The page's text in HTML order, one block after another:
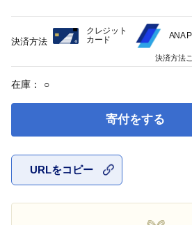
在庫： ○
寄付をする
URLをコピー
決済方法
クレジット
カード
ANA
決済方法